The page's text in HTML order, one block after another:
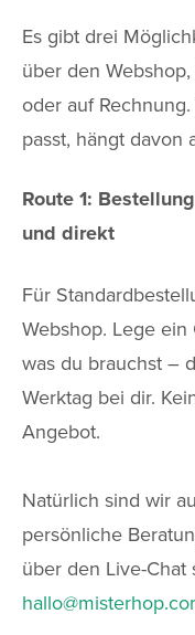
Es gibt drei
über den
oder auf
passt, hängt davon
Route 1:
und direkt
Für
Webshop. Lege
was du brauchst –
Werktag bei dir.
Angebot.
Natürlich sind wir
persönliche
über den Live-